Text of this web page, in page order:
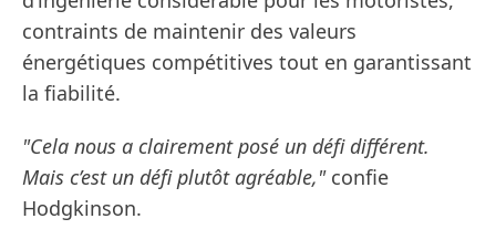
contraints de maintenir des valeurs
énergétiques compétitives tout en garantissant
la fiabilité.
"Cela nous a clairement posé un défi différent.
Mais c’est un défi plutôt agréable,"confie
Hodgkinson.